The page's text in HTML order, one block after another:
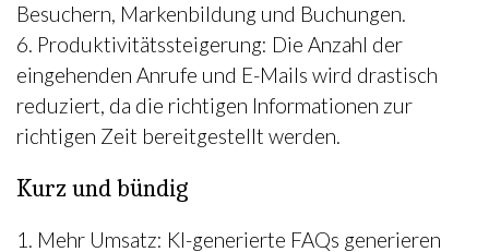
Besuchern, Markenbildung und Buchungen.
6. Produktivitätssteigerung: Die Anzahl der
eingehenden Anrufe und E-Mails wird drastisch
reduziert, da die richtigen Informationen zur
richtigen Zeit bereitgestellt werden.
Kurz und bündig
1. Mehr Umsatz: KI-generierte FAQs generieren